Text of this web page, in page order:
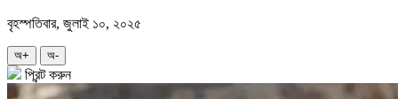
বৃহস্পতিবার, জুলাই ১০, ২০২৫
অ+ অ-
প্রিন্ট করুন